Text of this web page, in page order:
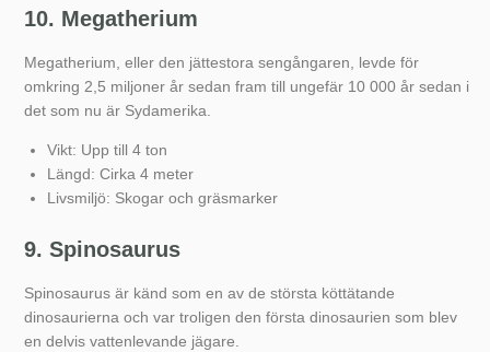
10. Megatherium
Megatherium, eller den jättestora sengångaren, levde för
omkring 2,5 miljoner år sedan fram till ungefär 10 000 år sedan i
det som nu är Sydamerika.
Vikt: Upp till 4 ton
Längd: Cirka 4 meter
Livsmiljö: Skogar och gräsmarker
9. Spinosaurus
Spinosaurus är känd som en av de största köttätande
dinosaurierna och var troligen den första dinosaurien som blev
en delvis vattenlevande jägare.